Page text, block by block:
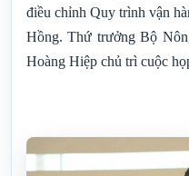
điều chỉnh Quy trình vận
Hồng. Thứ trưởng Bộ
Hoàng Hiệp chủ trì cuộc